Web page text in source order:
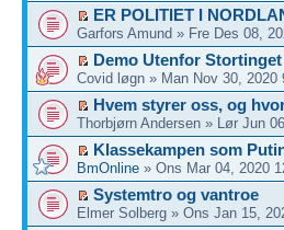
ER POLITIET I
Garfors Amund » Fre Des 08,
Demo Utenfor Stortinget
Covid løgn » Man Nov 30, 2020
Hvem styrer oss, og
Thorbjørn Andersen » Lør Jun
Klassekampen som
BmOnline » Ons Mar 04, 2020
Systemtro og vantroe
Elmer Solberg » Ons Jan 15,